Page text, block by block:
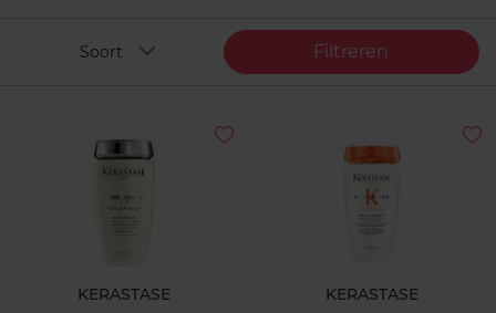
Filtreren
Soort
KERASTASE KERASTASE